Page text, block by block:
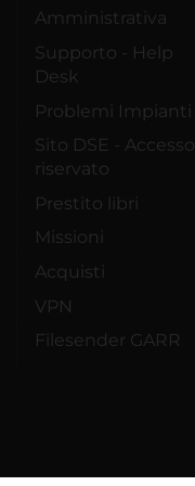
Amministrativa
Supporto - Help
Desk
Problemi Impianti
Sito DSE - Accesso
riservato
Prestito libri
Missioni
Acquisti
VPN
Filesender GARR